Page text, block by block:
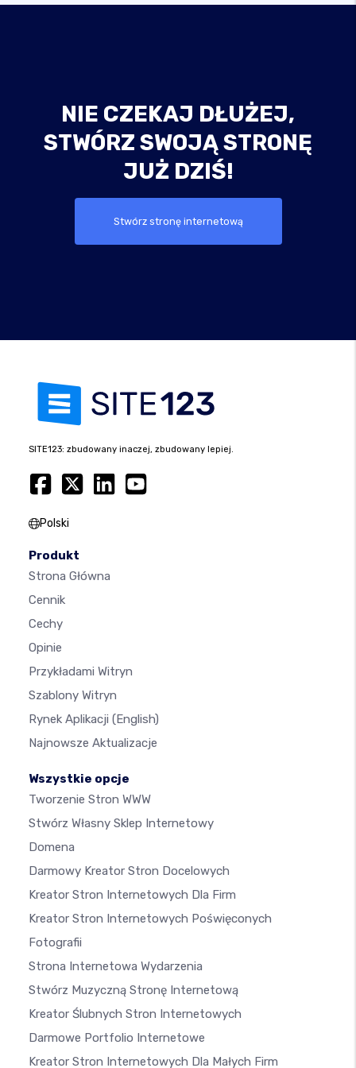
NIE CZEKAJ DŁUŻEJ,
STWÓRZ SWOJĄ STRONĘ
JUŻ DZIŚ!
Stwórz stronę internetową
SITE123: zbudowany inaczej, zbudowany lepiej.
Polski
Produkt
Strona Główna
Cennik
Cechy
Opinie
Przykładami Witryn
Szablony Witryn
Rynek Aplikacji (English)
Najnowsze Aktualizacje
Wszystkie opcje
Tworzenie Stron WWW
Stwórz Własny Sklep Internetowy
Domena
Darmowy Kreator Stron Docelowych
Kreator Stron Internetowych Dla Firm
Kreator Stron Internetowych Poświęconych
Fotografii
Strona Internetowa Wydarzenia
Stwórz Muzyczną Stronę Internetową
Kreator Ślubnych Stron Internetowych
Darmowe Portfolio Internetowe
Kreator Stron Internetowych Dla Małych Firm